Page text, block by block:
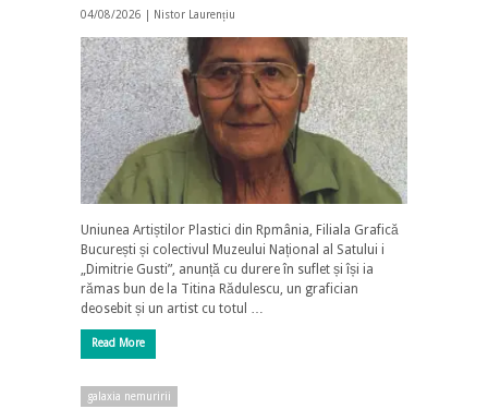
04/08/2026 | Nistor Laurențiu
Uniunea Artiștilor Plastici din Rpmânia, Filiala Grafică
București și colectivul Muzeului Național al Satului i
„Dimitrie Gusti”, anunță cu durere în suflet și își ia
rămas bun de la Titina Rădulescu, un grafician
deosebit și un artist cu totul …
Read More
galaxia nemuririi